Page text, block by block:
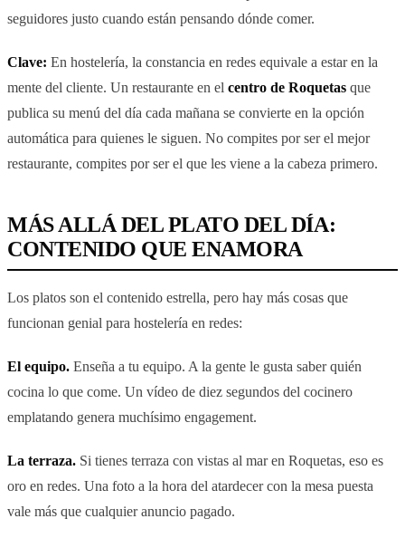
seguidores justo cuando están pensando dónde comer.
Clave: En hostelería, la constancia en redes equivale a estar en la
mente del cliente. Un restaurante en el centro de Roquetas que
publica su menú del día cada mañana se convierte en la opción
automática para quienes le siguen. No compites por ser el mejor
restaurante, compites por ser el que les viene a la cabeza primero.
MÁS ALLÁ DEL PLATO DEL DÍA:
CONTENIDO QUE ENAMORA
Los platos son el contenido estrella, pero hay más cosas que
funcionan genial para hostelería en redes:
El equipo. Enseña a tu equipo. A la gente le gusta saber quién
cocina lo que come. Un vídeo de diez segundos del cocinero
emplatando genera muchísimo engagement.
La terraza. Si tienes terraza con vistas al mar en Roquetas, eso es
oro en redes. Una foto a la hora del atardecer con la mesa puesta
vale más que cualquier anuncio pagado.